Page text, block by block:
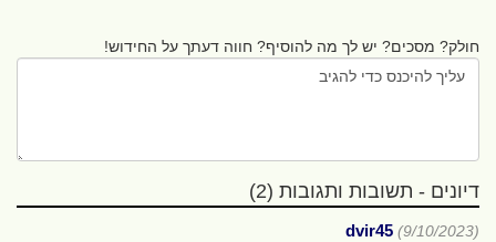
חולק? מסכים? יש לך מה להוסיף? חווה דעתך על החידוש!
דיונים - תשובות ותגובות (2)
dvir45 (9/10/2023)